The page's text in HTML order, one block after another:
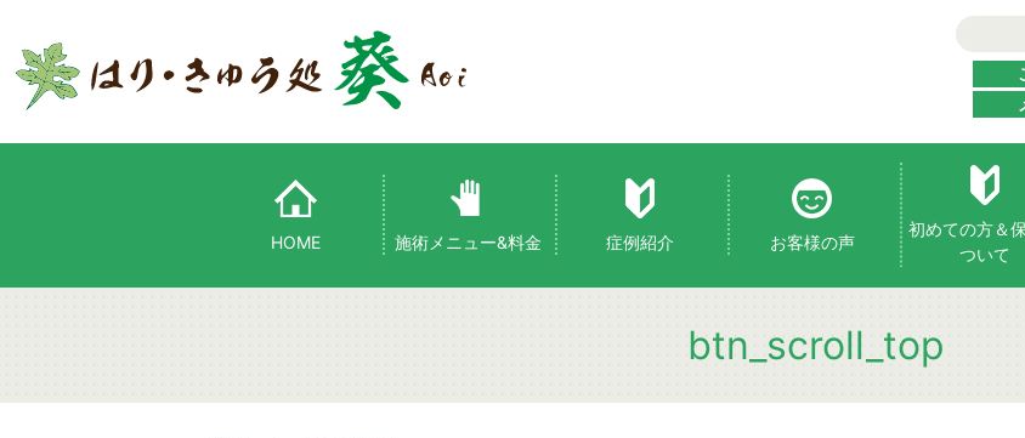
HOME 施術メニュー&料金 症例紹介 お客様の声
初めての方＆
ついて
btn_scroll_top